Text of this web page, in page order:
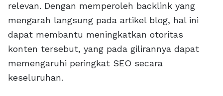
relevan. Dengan memperoleh backlink yang
mengarah langsung pada artikel blog, hal ini
dapat membantu meningkatkan otoritas
konten tersebut, yang pada gilirannya dapat
memengaruhi peringkat SEO secara
keseluruhan.